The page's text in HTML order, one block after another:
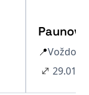
Paunov
📍